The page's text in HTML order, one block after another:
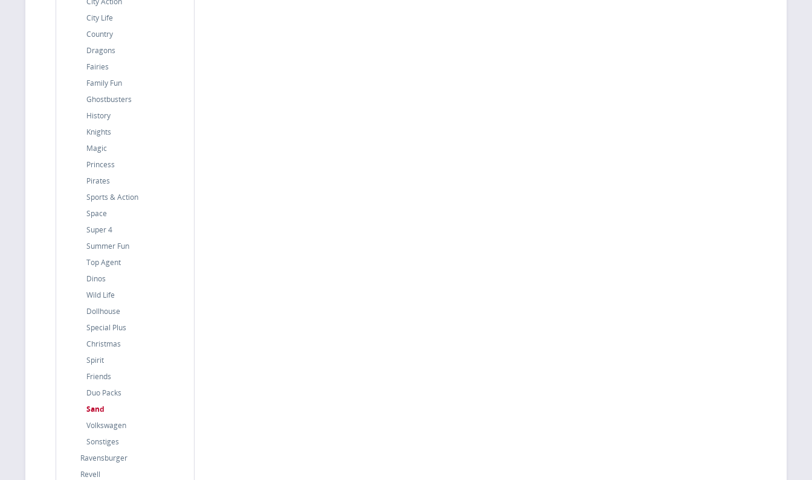
City Life
Country
Dragons
Fairies
Family Fun
Ghostbusters
History
Knights
Magic
Princess
Pirates
Sports & Action
Space
Super 4
Summer Fun
Top Agent
Dinos
Wild Life
Dollhouse
Special Plus
Christmas
Spirit
Friends
Duo Packs
Sand
Volkswagen
Sonstiges
Ravensburger
Revell